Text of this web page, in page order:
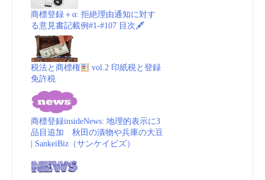
商標登録＋α: 拒絶理由通知に対す
る意見書記載例#1-#107 目次🖋
税法と商標権
vol.2 印紙税と登録
免許税
商標登録insideNews: 地理的表示に3
品目追加 秋田の漬物や兵庫の大豆
| SankeiBiz（サンケイビズ）